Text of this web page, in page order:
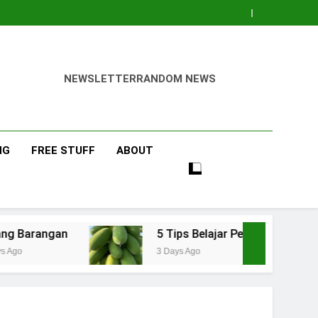
NEWSLETTERRANDOM NEWS
FREE STUFF ABOUT
5 Tips Belajar Pengetahuan Baru Bidang
3 Days Ago